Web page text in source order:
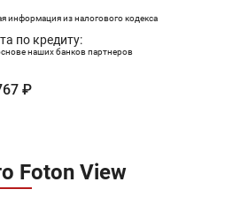
информация из налогового кодекса
по кредиту:
наших банков партнеров
₽
Foton View